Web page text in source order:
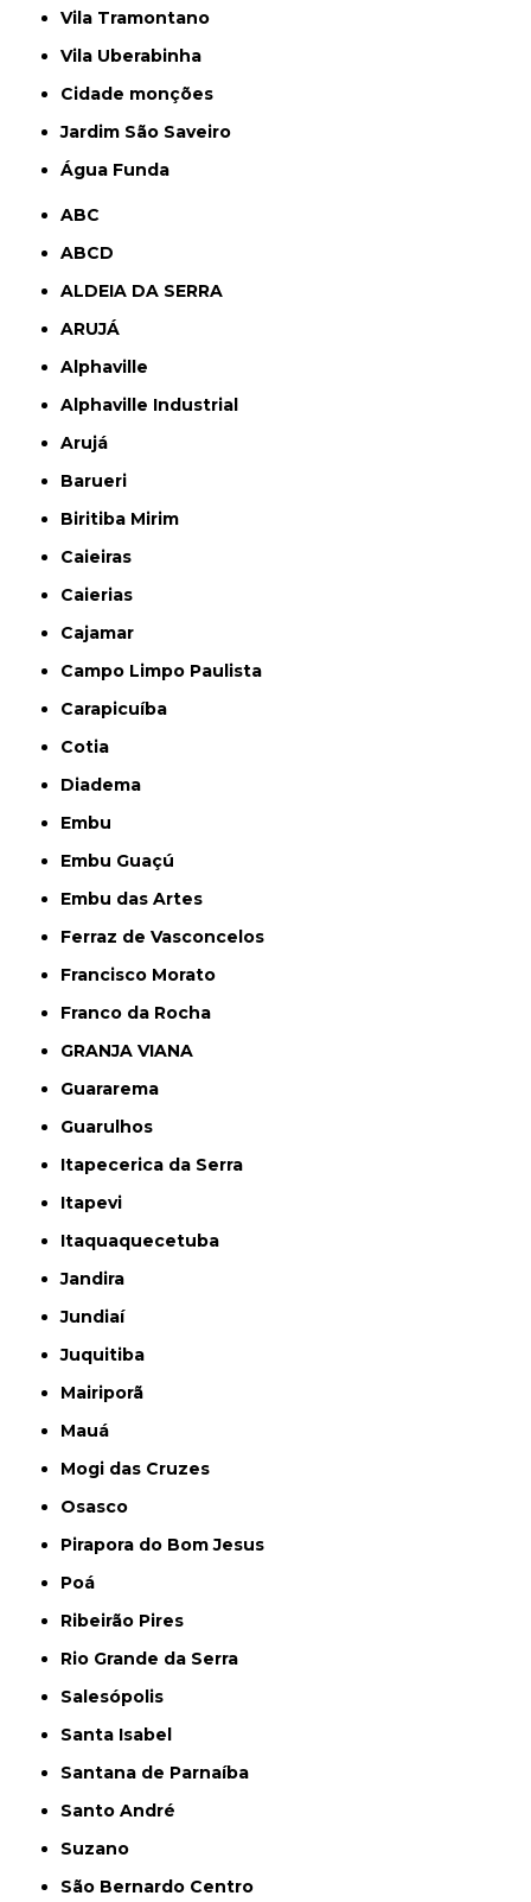
Vila Tramontano
Vila Uberabinha
cidade monções
jardim São Saveiro
Água Funda
ABC
ABCD
ALDEIA DA SERRA
ARUJÁ
Alphaville
Alphaville Industrial
Arujá
Barueri
Biritiba Mirim
Caieiras
Caierias
Cajamar
Campo Limpo Paulista
Carapicuíba
Cotia
Diadema
Embu
Embu Guaçú
Embu das Artes
Ferraz de Vasconcelos
Francisco Morato
Franco da Rocha
GRANJA VIANA
Guararema
Guarulhos
Itapecerica da Serra
Itapevi
Itaquaquecetuba
Jandira
Jundiaí
Juquitiba
Mairiporã
Mauá
Mogi das Cruzes
Osasco
Pirapora do Bom Jesus
Poá
Ribeirão Pires
Rio Grande da Serra
Salesópolis
Santa Isabel
Santana de Parnaíba
Santo André
Suzano
São Bernardo Centro